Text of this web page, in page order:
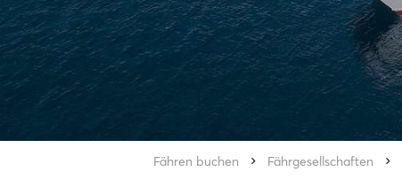
Fähren buchen Fährgesellschaften